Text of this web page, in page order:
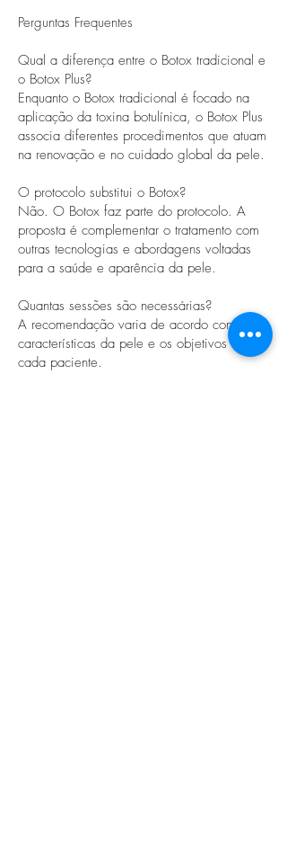
Perguntas Frequentes
Qual a diferença entre o Botox tradicional e
o Botox Plus?
Enquanto o Botox tradicional é focado na
aplicação da toxina botulínica, o Botox Plus
associa diferentes procedimentos que atuam
na renovação e no cuidado global da pele.
O protocolo substitui o Botox?
Não. O Botox faz parte do protocolo. A
proposta é complementar o tratamento com
outras tecnologias e abordagens voltadas
para a saúde e aparência da pele.
Quantas sessões são necessárias?
A recomendação varia de acordo com as
características da pele e os objetivos de
cada paciente.